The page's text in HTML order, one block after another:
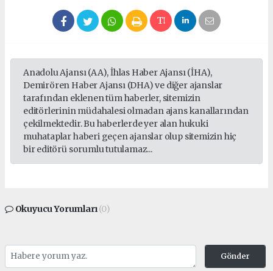
Anadolu Ajansı (AA), İhlas Haber Ajansı (İHA),
Demirören Haber Ajansı (DHA) ve diğer ajanslar
tarafından eklenen tüm haberler, sitemizin
editörlerinin müdahalesi olmadan ajans kanallarından
çekilmektedir. Bu haberlerde yer alan hukuki
muhataplar haberi geçen ajanslar olup sitemizin hiç
bir editörü sorumlu tutulamaz...
Okuyucu Yorumları(0)
Gönder